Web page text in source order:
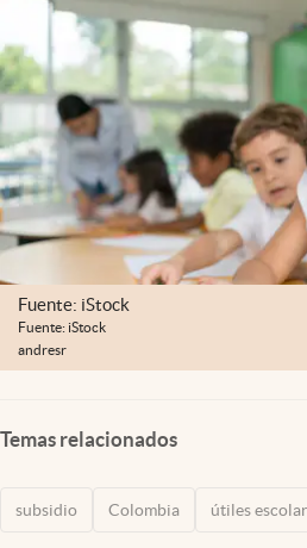
Fuente: iStock
Fuente: iStock
andresr
Temas relacionados
subsidio Colombia útiles